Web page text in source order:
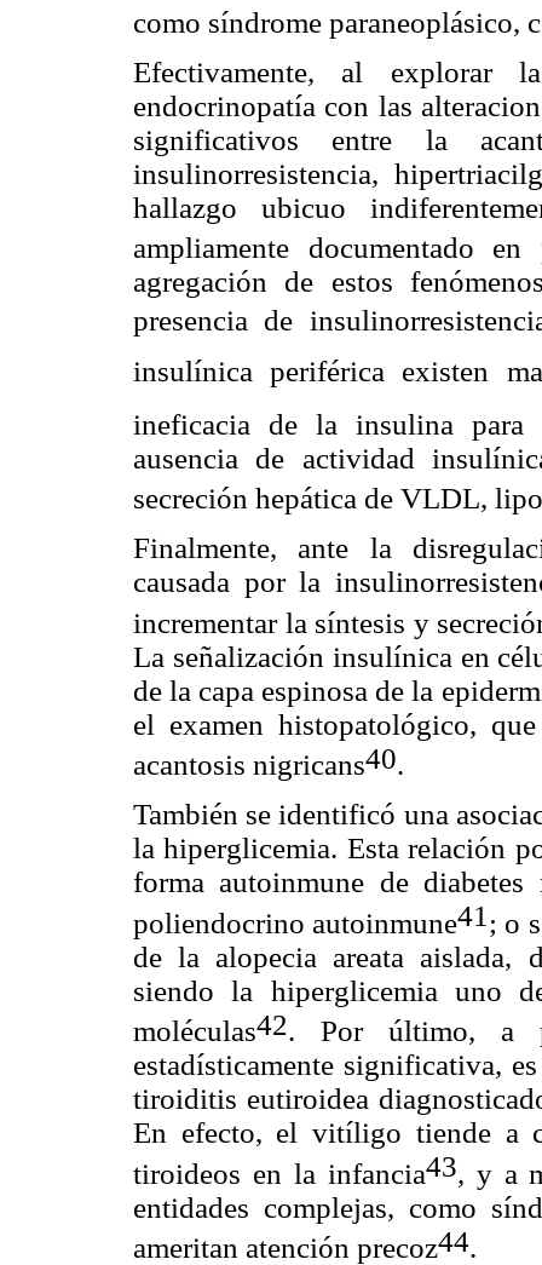
como síndrome paraneoplásico,
Efectivamente, al explorar
endocrinopatía con las
significativos entre la
insulinorresistencia,
hallazgo ubicuo
ampliamente documentado
agregación de estos
presencia de
insulínica periférica existen
ineficacia de la insulina
ausencia de actividad
secreción hepática de VLDL,
Finalmente, ante la
causada por la
incrementar la síntesis y
La señalización insulínica en
de la capa espinosa de la
el examen histopatológico,
acantosis nigricans40.
También se identificó una
la hiperglicemia. Esta relación
forma autoinmune de
poliendocrino autoinmune41 ; o
de la alopecia areata aislada,
siendo la hiperglicemia uno
moléculas42. Por último, a
estadísticamente significativa,
tiroiditis eutiroidea
En efecto, el vitíligo tiende a
tiroideos en la infancia43, y a
entidades complejas, como
ameritan atención precoz44.